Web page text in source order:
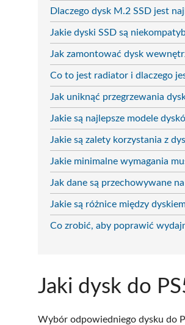
Dlaczego dysk M.2 SSD jest
Jakie dyski SSD są
Jak zamontować dysk
Co to jest radiator i dlaczego
Jak uniknąć przegrzewania
Jakie są najlepsze modele
Jakie są zalety korzystania z
Jakie minimalne wymagania
Jak dane są przechowywane
Jakie są różnice między
Co zrobić, aby poprawić
Jaki dysk do
Wybór odpowiedniego dysku do